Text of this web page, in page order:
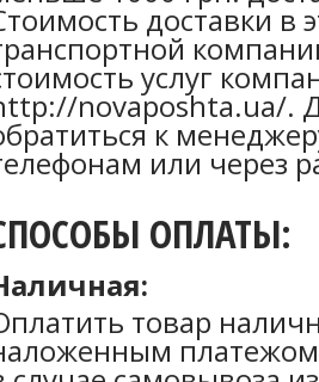
доставки в
услуг
novaposhta.ua/.
к
или через
ОПЛАТЫ:
товар